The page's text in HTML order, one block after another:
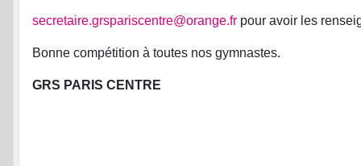
secretaire.grspariscentre@orange.fr pour avoir les
Bonne compétition à toutes nos gymnastes.
GRS PARIS CENTRE